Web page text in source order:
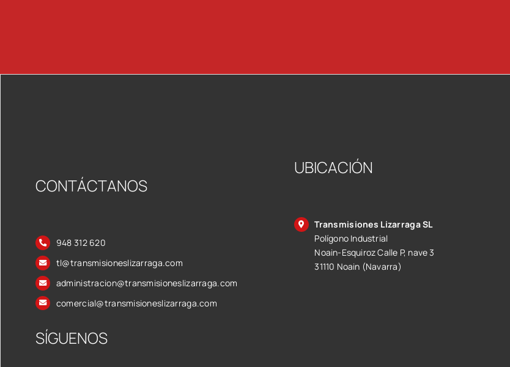
CONTÁCTANOS
948 312 620
tl@transmisioneslizarraga.com
administracion@transmisioneslizarraga.com
comercial@transmisioneslizarraga.com
SÍGUENOS
UBICACIÓN
Transmisiones Lizarraga SL
Polígono Industrial
Noain-Esquiroz Calle P, nave 3
31110 Noain (Navarra)